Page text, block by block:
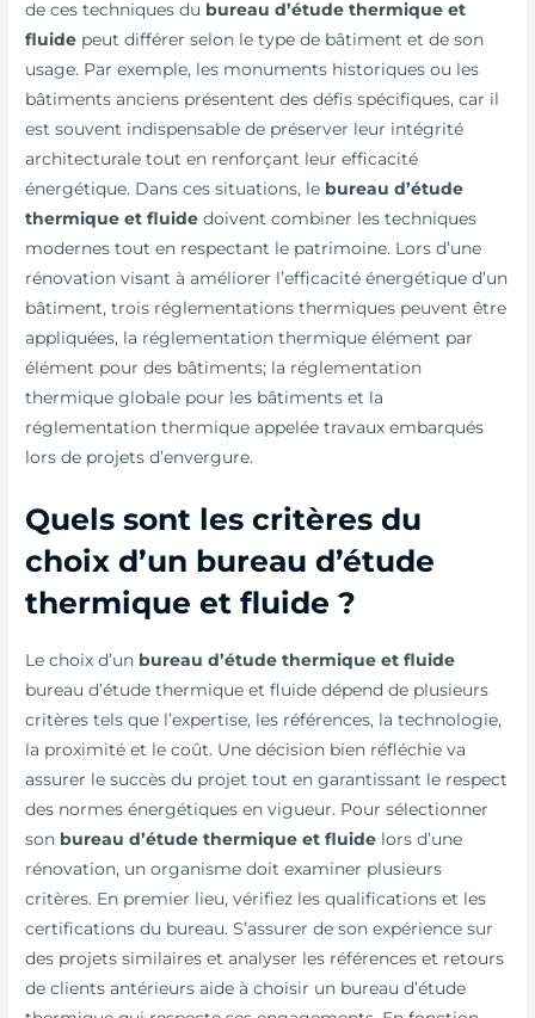
de ces techniques du bureau d’étude thermique et
fluide peut différer selon le type de bâtiment et de son
usage. Par exemple, les monuments historiques ou les
bâtiments anciens présentent des défis spécifiques, car il
est souvent indispensable de préserver leur intégrité
architecturale tout en renforçant leur efficacité
énergétique. Dans ces situations, le bureau d’étude
thermique et fluide doivent combiner les techniques
modernes tout en respectant le patrimoine. Lors d’une
rénovation visant à améliorer l’efficacité énergétique d’un
bâtiment, trois réglementations thermiques peuvent être
appliquées, la réglementation thermique élément par
élément pour des bâtiments; la réglementation
thermique globale pour les bâtiments et la
réglementation thermique appelée travaux embarqués
lors de projets d’envergure.
Quels sont les critères du
choix d’un bureau d’étude
thermique et fluide ?
Le choix d’un bureau d’étude thermique et fluide
bureau d’étude thermique et fluide dépend de plusieurs
critères tels que l’expertise, les références, la technologie,
la proximité et le coût. Une décision bien réfléchie va
assurer le succès du projet tout en garantissant le respect
des normes énergétiques en vigueur. Pour sélectionner
son bureau d’étude thermique et fluide lors d’une
rénovation, un organisme doit examiner plusieurs
critères. En premier lieu, vérifiez les qualifications et les
certifications du bureau. S’assurer de son expérience sur
des projets similaires et analyser les références et retours
de clients antérieurs aide à choisir un bureau d’étude